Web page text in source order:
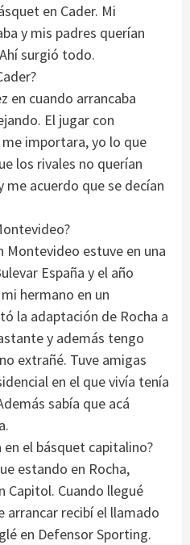
en Cader. Mi
y mis padres querían
surgió todo.
en cuando arrancaba
El jugar con
importara, yo lo que
los rivales no querían
acuerdo que se decían
Montevideo estuve en una
España y el año
hermano en un
la adaptación de Rocha a
y además tengo
extrañé. Tuve amigas
en el que vivía tenía
sabía que acá
el básquet capitalino?
estando en Rocha,
Capitol. Cuando llegué
arrancar recibí el llamado
en Defensor Sporting.